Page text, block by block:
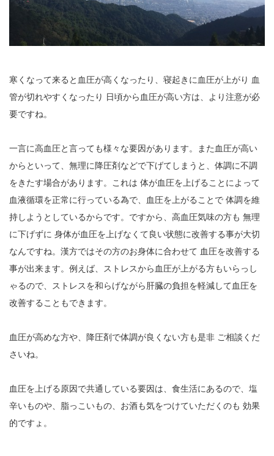
寒くなって来ると血圧が高くなったり、寝起きに血圧が上がり 血
管が切れやすくなったり 日頃から血圧が高い方は、より注意が必
要ですね。
一言に高血圧と言っても様々な要因があります。また血圧が高い
からといって、無理に降圧剤などで下げてしまうと、体調に不調
をきたす場合があります。これは 体が血圧を上げることによって
血液循環を正常に行っている為で、血圧を上がることで 体調を維
持しようとしているからです。ですから、高血圧気味の方も 無理
に下げずに 身体が血圧を上げなくて良い状態に改善する事が大切
なんですね。漢方ではその方のお身体に合わせて 血圧を改善する
事が出来ます。例えば、ストレスから血圧が上がる方もいらっし
ゃるので、ストレスを和らげながら肝臓の負担を軽減して血圧を
改善することもできます。
血圧が高めな方や、降圧剤で体調が良くない方も是非 ご相談くだ
さいね。
血圧を上げる原因で共通している要因は、食生活にあるので、塩
辛いものや、脂っこいもの、お酒も気をつけていただくのも 効果
的ですょ。
今年もあと数日になりましたね。歳を重ねると一年が過ぎるのが
本当に早く感じますが、忙しい日々が本当に有り難く思います。
分刻…
2026年8月
月 火 水 木 金 土 日
3
4
5
7
11